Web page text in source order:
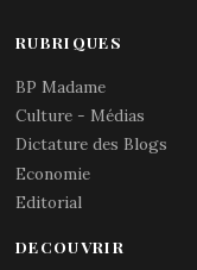
RUBRIQUES
BP Madame
Culture - Médias
Dictature des Blogs
Economie
Editorial
DECOUVRIR